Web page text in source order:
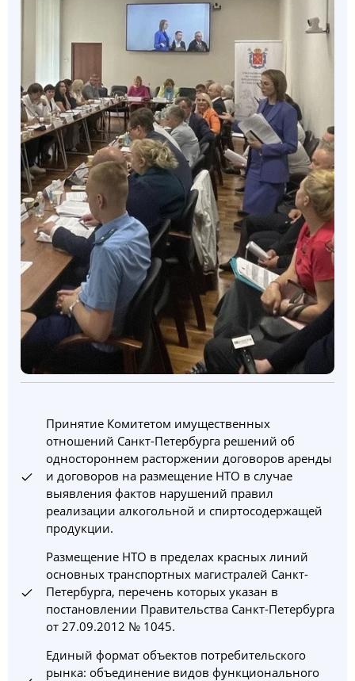
Принятие Комитетом имущественных
отношений Санкт-Петербурга решений об
одностороннем расторжении договоров аренды
и договоров на размещение НТО в случае
выявления фактов нарушений правил
реализации алкогольной и спиртосодержащей
продукции.
Размещение НТО в пределах красных линий
основных транспортных магистралей Санкт-
Петербурга, перечень которых указан в
постановлении Правительства Санкт-Петербурга
от 27.09.2012 № 1045.
Единый формат объектов потребительского
рынка: объединение видов функционального